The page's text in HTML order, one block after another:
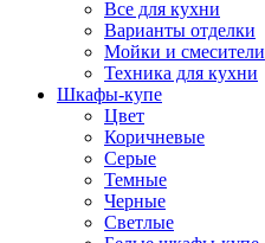
Все для кухни
Варианты отделки
Мойки и смесители
Техника для кухни
Шкафы-купе
Цвет
Коричневые
Серые
Темные
Черные
Светлые